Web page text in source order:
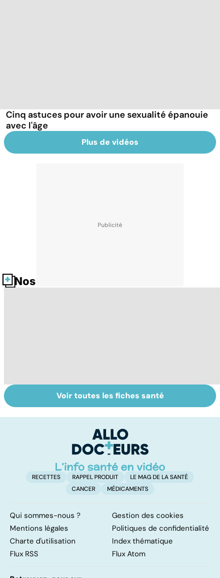
Cinq astuces pour avoir une sexualité épanouie
avec l'âge
Plus de vidéos
Nos fiches santé
Le café : une
mine d'or pour
Centenaires, des
exemples de
Voir toutes les fiches santé
RECETTES RAPPEL PRODUIT
LE MAG DE LA SANTÉ
CANCER
MÉDICAMENTS
Qui sommes-nous ?
Gestion des cookies
Mentions légales
Politiques de confidentialité
Charte d'utilisation
Index thématique
Flux RSS
Flux Atom